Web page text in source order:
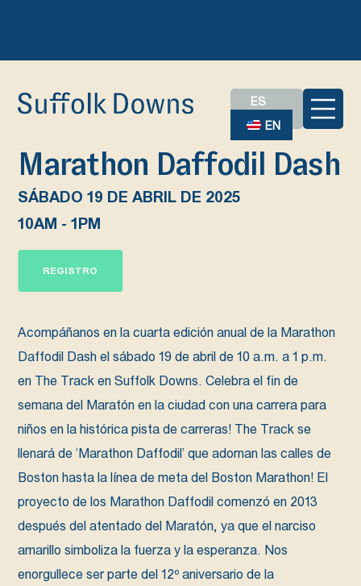
ES
EN
Marathon Daffodil Dash
SÁBADO 19 DE ABRIL DE 2025
10AM - 1PM
REGISTRO
Acompáñanos en la cuarta edición anual de la Marathon
Daffodil Dash el sábado 19 de abril de 10 a.m. a 1 p.m.
en The Track en Suffolk Downs. Celebra el fin de
semana del Maratón en la ciudad con una carrera para
niños en la histórica pista de carreras! The Track se
llenará de ‘Marathon Daffodil’ que adornan las calles de
Boston hasta la línea de meta del Boston Marathon! El
proyecto de los Marathon Daffodil comenzó en 2013
después del atentado del Maratón, ya que el narciso
amarillo simboliza la fuerza y la esperanza. Nos
enorgullece ser parte del 12º aniversario de la